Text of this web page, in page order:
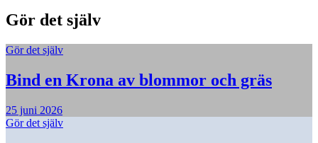
Gör det själv
Gör det själv
Bind en Krona av blommor och gräs
25 juni 2026
Gör det själv